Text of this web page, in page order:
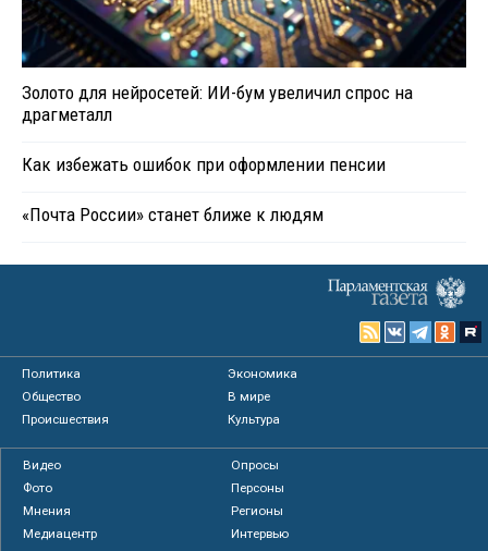
Золото для нейросетей: ИИ-бум увеличил спрос на
драгметалл
Как избежать ошибок при оформлении пенсии
«Почта России» станет ближе к людям
Политика
Экономика
Общество
В мире
Происшествия
Культура
Видео
Опросы
Фото
Персоны
Мнения
Регионы
Медиацентр
Интервью